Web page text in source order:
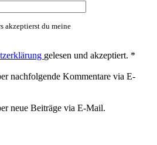
akzeptierst du meine
gelesen und akzeptiert. *
nachfolgende Kommentare via E-
neue Beiträge via E-Mail.